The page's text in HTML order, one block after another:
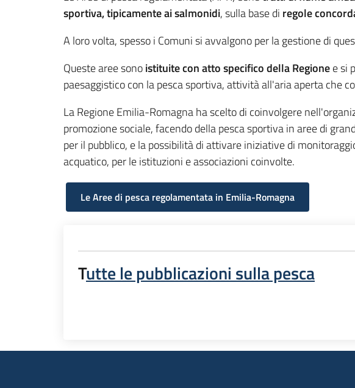
sportiva, tipicamente ai salmonidi, sulla base di regole
A loro volta, spesso i Comuni si avvalgono per la gestione di
Queste aree sonoistituite con atto specifico della Regionee si
paesaggistico con la pesca sportiva, attività all'aria aperta che
La Regione Emilia-Romagna ha scelto di coinvolgere
promozione sociale, facendo della pesca sportiva in aree di
per il pubblico, e la possibilità di attivare iniziative di
acquatico, per le istituzioni e associazioni coinvolte.
Le Aree di pesca regolamentata in Emilia-Romagna
Tutte le pubblicazioni sulla pesca